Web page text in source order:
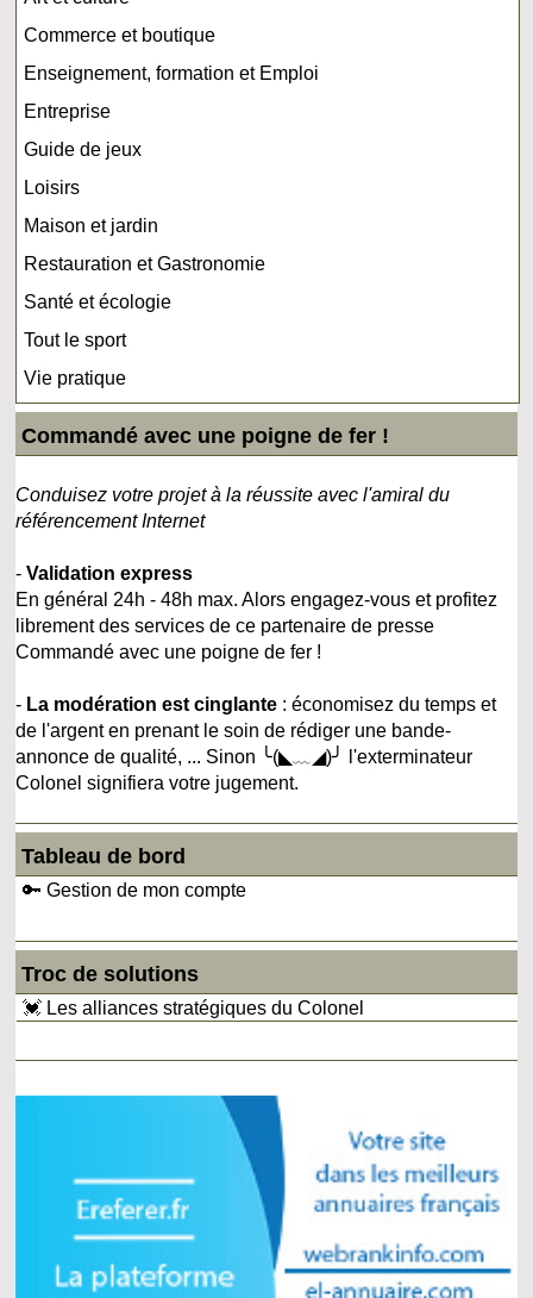
Commerce et boutique
Enseignement, formation et Emploi
Entreprise
Guide de jeux
Loisirs
Maison et jardin
Restauration et Gastronomie
Santé et écologie
Tout le sport
Vie pratique
Commandé avec une poigne de fer !
Conduisez votre projet à la réussite avec l'amiral du
référencement Internet
-Validation express
En général 24h - 48h max. Alors engagez-vous et profitez
librement des services de ce partenaire de presse
Commandé avec une poigne de fer !
- La modération est cinglante : économisez du temps et
de l'argent en prenant le soin de rédiger une bande-
annonce de qualité, ... Sinon ╰(◣﹏◢)╯ l'exterminateur
Colonel signifiera votre jugement.
Tableau de bord
🔑 Gestion de mon compte
Troc de solutions
💓 Les alliances stratégiques du Colonel